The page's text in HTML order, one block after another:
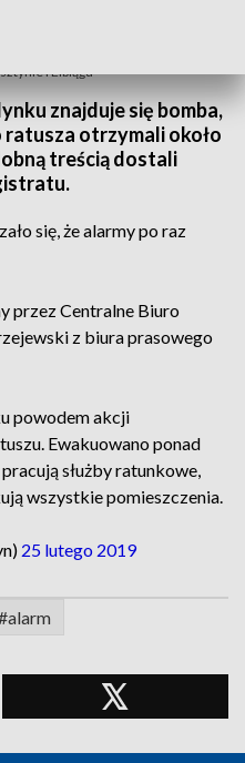
i Elblągu
znajduje się bomba,
otrzymali około
treścią dostali
się, że alarmy po raz
przez Centralne Biuro
z biura prasowego
powodem akcji
Ewakuowano ponad
służby ratunkowe,
wszystkie pomieszczenia.
25 lutego 2019